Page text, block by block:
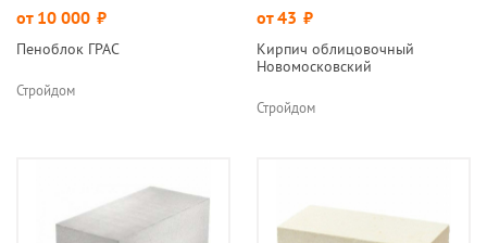
от 10 000 руб.
Пеноблок ГРАС
Стройдом
от 43 руб.
Кирпич облицовочный
Новомосковский
Стройдом